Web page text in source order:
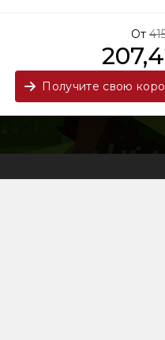
От
Получите свою